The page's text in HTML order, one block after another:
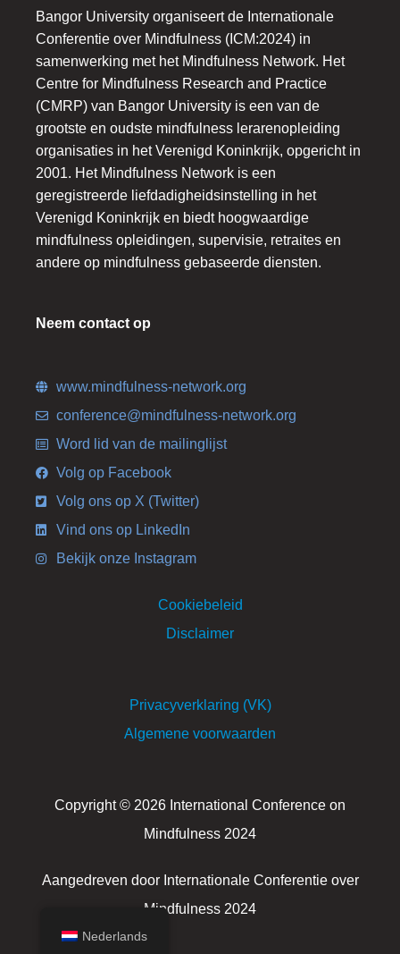
Bangor University organiseert de Internationale
Conferentie over Mindfulness (ICM:2024) in
samenwerking met het Mindfulness Network. Het
Centre for Mindfulness Research and Practice
(CMRP) van Bangor University is een van de
grootste en oudste mindfulness lerarenopleiding
organisaties in het Verenigd Koninkrijk, opgericht in
2001. Het Mindfulness Network is een
geregistreerde liefdadigheidsinstelling in het
Verenigd Koninkrijk en biedt hoogwaardige
mindfulness opleidingen, supervisie, retraites en
andere op mindfulness gebaseerde diensten.
Neem contact op
www.mindfulness-network.org
conference@mindfulness-network.org
Word lid van de mailinglijst
Volg op Facebook
Volg ons op X (Twitter)
Vind ons op LinkedIn
Bekijk onze Instagram
Cookiebeleid
Disclaimer
Privacyverklaring (VK)
Algemene voorwaarden
Copyright © 2026 International Conference on
Mindfulness 2024
Aangedreven door Internationale Conferentie over
Mindfulness 2024
Nederlands